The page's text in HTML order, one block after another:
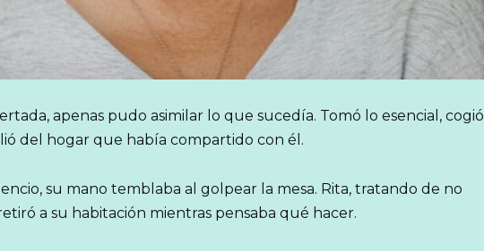
apenas pudo asimilar lo que sucedía. Tomó lo esencial, cogió
del hogar que había compartido con él.
su mano temblaba al golpear la mesa. Rita, tratando de no
a su habitación mientras pensaba qué hacer.